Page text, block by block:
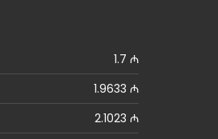
1.7 ₼
1.9633 ₼
2.1023 ₼